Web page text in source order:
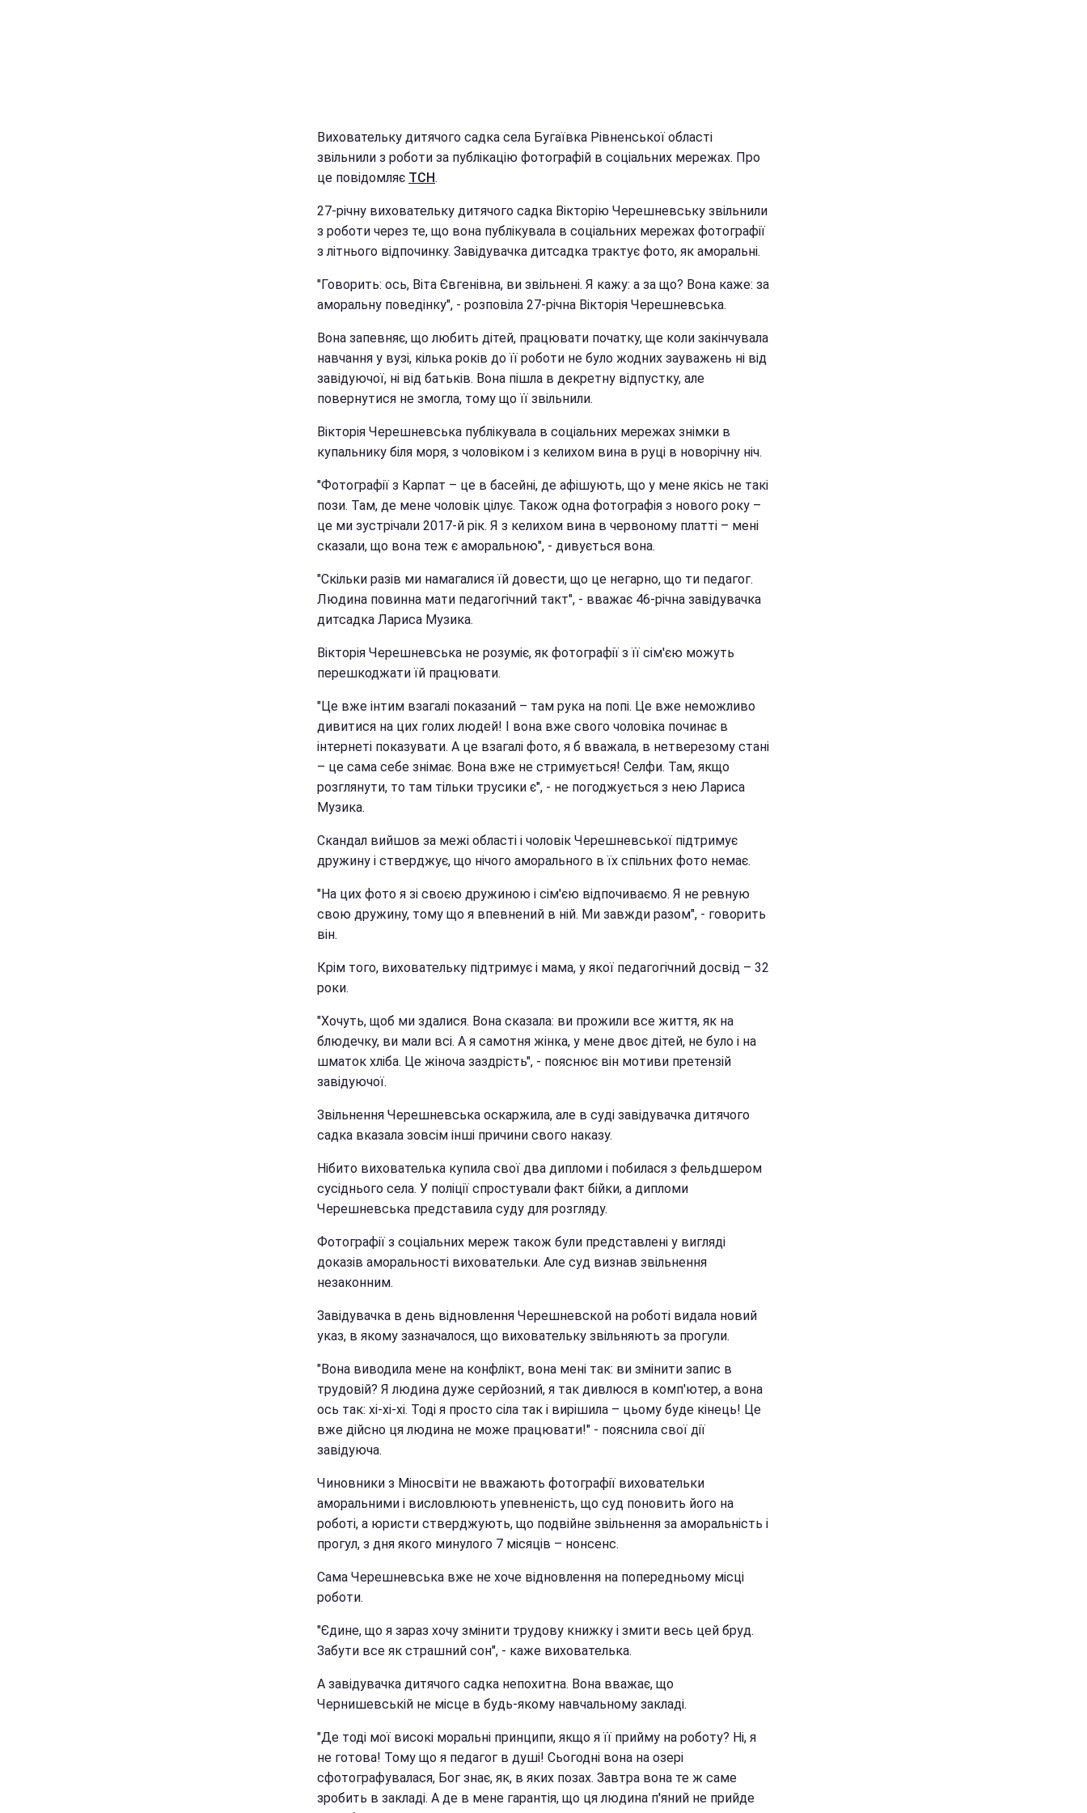
Виховательку дитячого садка села Бугаївка Рівненської області
звільнили з роботи за публікацію фотографій в соціальних мережах. Про
це повідомляє ТСН.
27-річну виховательку дитячого садка Вікторію Черешневську звільнили
з роботи через те, що вона публікувала в соціальних мережах фотографії
з літнього відпочинку. Завідувачка дитсадка трактує фото, як аморальні.
"Говорить: ось, Віта Євгенівна, ви звільнені. Я кажу: а за що? Вона каже: за
аморальну поведінку", - розповіла 27-річна Вікторія Черешневська.
Вона запевняє, що любить дітей, працювати початку, ще коли закінчувала
навчання у вузі, кілька років до її роботи не було жодних зауважень ні від
завідуючої, ні від батьків. Вона пішла в декретну відпустку, але
повернутися не змогла, тому що її звільнили.
Вікторія Черешневська публікувала в соціальних мережах знімки в
купальнику біля моря, з чоловіком і з келихом вина в руці в новорічну ніч.
"Фотографії з Карпат – це в басейні, де афішують, що у мене якісь не такі
пози. Там, де мене чоловік цілує. Також одна фотографія з нового року –
це ми зустрічали 2017-й рік. Я з келихом вина в червоному платті – мені
сказали, що вона теж є аморальною", - дивується вона.
"Скільки разів ми намагалися їй довести, що це негарно, що ти педагог.
Людина повинна мати педагогічний такт", - вважає 46-річна завідувачка
дитсадка Лариса Музика.
Вікторія Черешневська не розуміє, як фотографії з її сім'єю можуть
перешкоджати їй працювати.
"Це вже інтим взагалі показаний – там рука на попі. Це вже неможливо
дивитися на цих голих людей! І вона вже свого чоловіка починає в
інтернеті показувати. А це взагалі фото, я б вважала, в нетверезому стані
– це сама себе знімає. Вона вже не стримується! Селфи. Там, якщо
розглянути, то там тільки трусики є", - не погоджується з нею Лариса
Музика.
Скандал вийшов за межі області і чоловік Черешневської підтримує
дружину і стверджує, що нічого аморального в їх спільних фото немає.
"На цих фото я зі своєю дружиною і сім'єю відпочиваємо. Я не ревную
свою дружину, тому що я впевнений в ній. Ми завжди разом", - говорить
він.
Крім того, виховательку підтримує і мама, у якої педагогічний досвід – 32
роки.
"Хочуть, щоб ми здалися. Вона сказала: ви прожили все життя, як на
блюдечку, ви мали всі. А я самотня жінка, у мене двоє дітей, не було і на
шматок хліба. Це жіноча заздрість", - пояснює він мотиви претензій
завідуючої.
Звільнення Черешневська оскаржила, але в суді завідувачка дитячого
садка вказала зовсім інші причини свого наказу.
Нібито вихователька купила свої два дипломи і побилася з фельдшером
сусіднього села. У поліції спростували факт бійки, а дипломи
Черешневська представила суду для розгляду.
Фотографії з соціальних мереж також були представлені у вигляді
доказів аморальності виховательки. Але суд визнав звільнення
незаконним.
Завідувачка в день відновлення Черешневской на роботі видала новий
указ, в якому зазначалося, що виховательку звільняють за прогули.
"Вона виводила мене на конфлікт, вона мені так: ви змінити запис в
трудовій? Я людина дуже серйозний, я так дивлюся в комп'ютер, а вона
ось так: хі-хі-хі. Тоді я просто сіла так і вирішила – цьому буде кінець! Це
вже дійсно ця людина не може працювати!" - пояснила свої дії
завідуюча.
Чиновники з Міносвіти не вважають фотографії виховательки
аморальними і висловлюють упевненість, що суд поновить його на
роботі, а юристи стверджують, що подвійне звільнення за аморальність і
прогул, з дня якого минулого 7 місяців – нонсенс.
Сама Черешневська вже не хоче відновлення на попередньому місці
роботи.
"Єдине, що я зараз хочу змінити трудову книжку і змити весь цей бруд.
Забути все як страшний сон", - каже вихователька.
А завідувачка дитячого садка непохитна. Вона вважає, що
Чернишевській не місце в будь-якому навчальному закладі.
"Де тоді мої високі моральні принципи, якщо я її прийму на роботу? Ні, я
не готова! Тому що я педагог в душі! Сьогодні вона на озері
сфотографувалася, Бог знає, як, в яких позах. Завтра вона те ж саме
зробить в закладі. А де в мене гарантія, що ця людина п'яний не прийде